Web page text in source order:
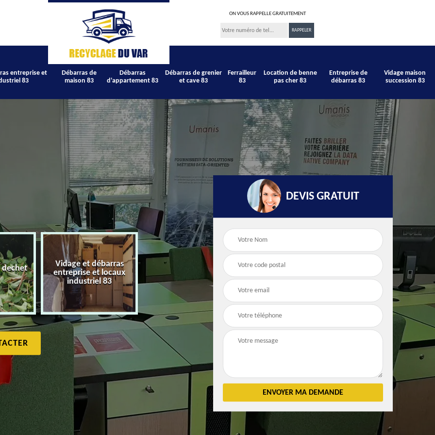
ON VOUS RAPPELLE GRATUITEMENT
entreprise et
83
Débarras de
maison 83
Débarras
d'appartement 83
Débarras de grenier
et cave 83
Ferrailleur
83
Location de benne
pas cher 83
Entreprise de
débarras 83
Vidage maison
succession 83
dechet
Vidage et débarras
entreprise et locaux
industriel 83
Débarras de maison 83
Débarras
d'appartement 83
Débarras de grenier et
cave 83
DEVIS GRATUIT